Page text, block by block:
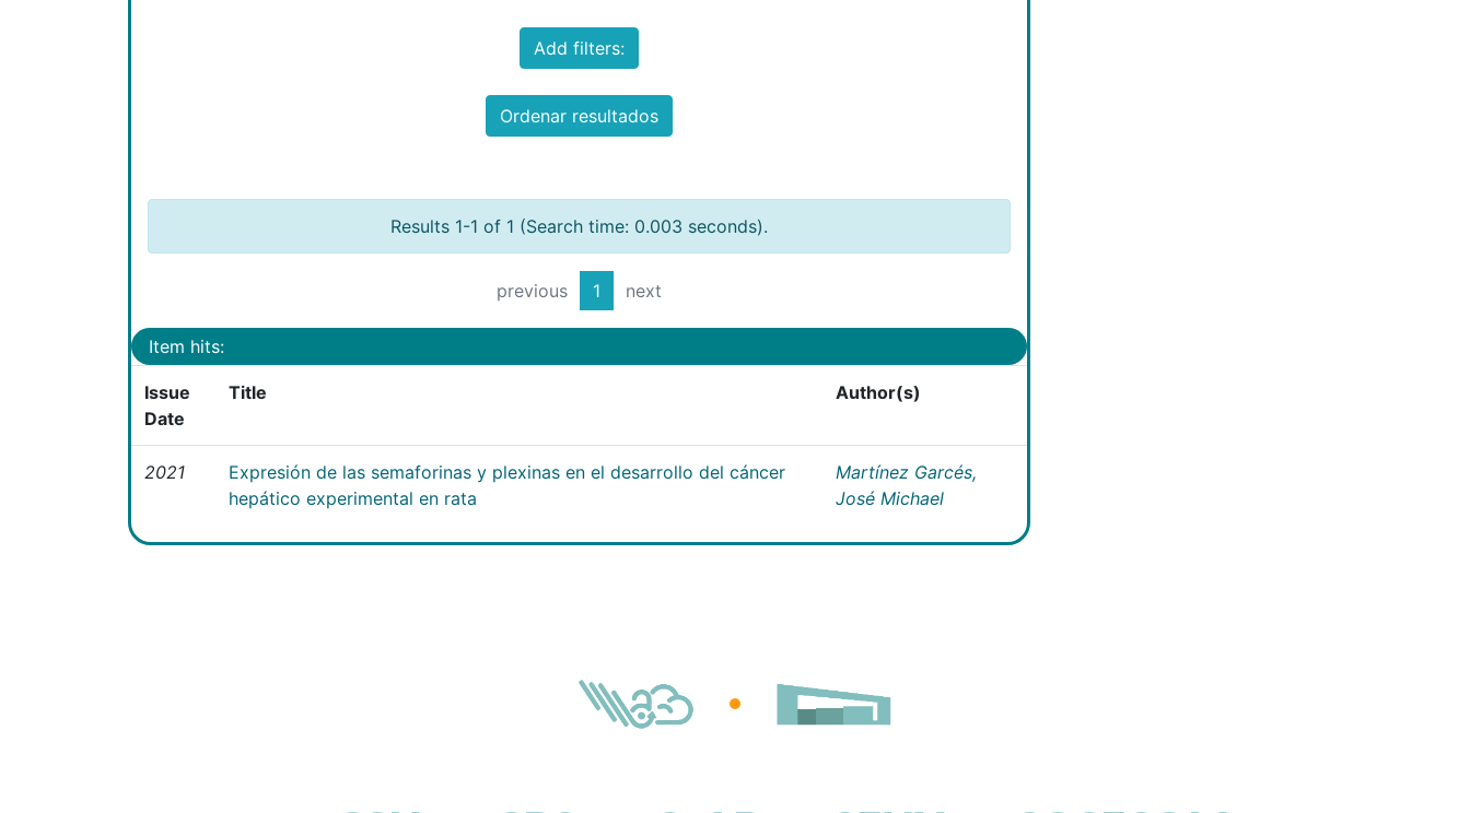
Add filters:
Ordenar resultados
Results 1-1 of 1 (Search time: 0.003 seconds).
previous 1 next
Item hits:
Issue
Date
Title Author(s)
2021
Expresión de las semaforinas y plexinas en el desarrollo del cáncer
hepático experimental en rata
Martínez Garcés,
José Michael